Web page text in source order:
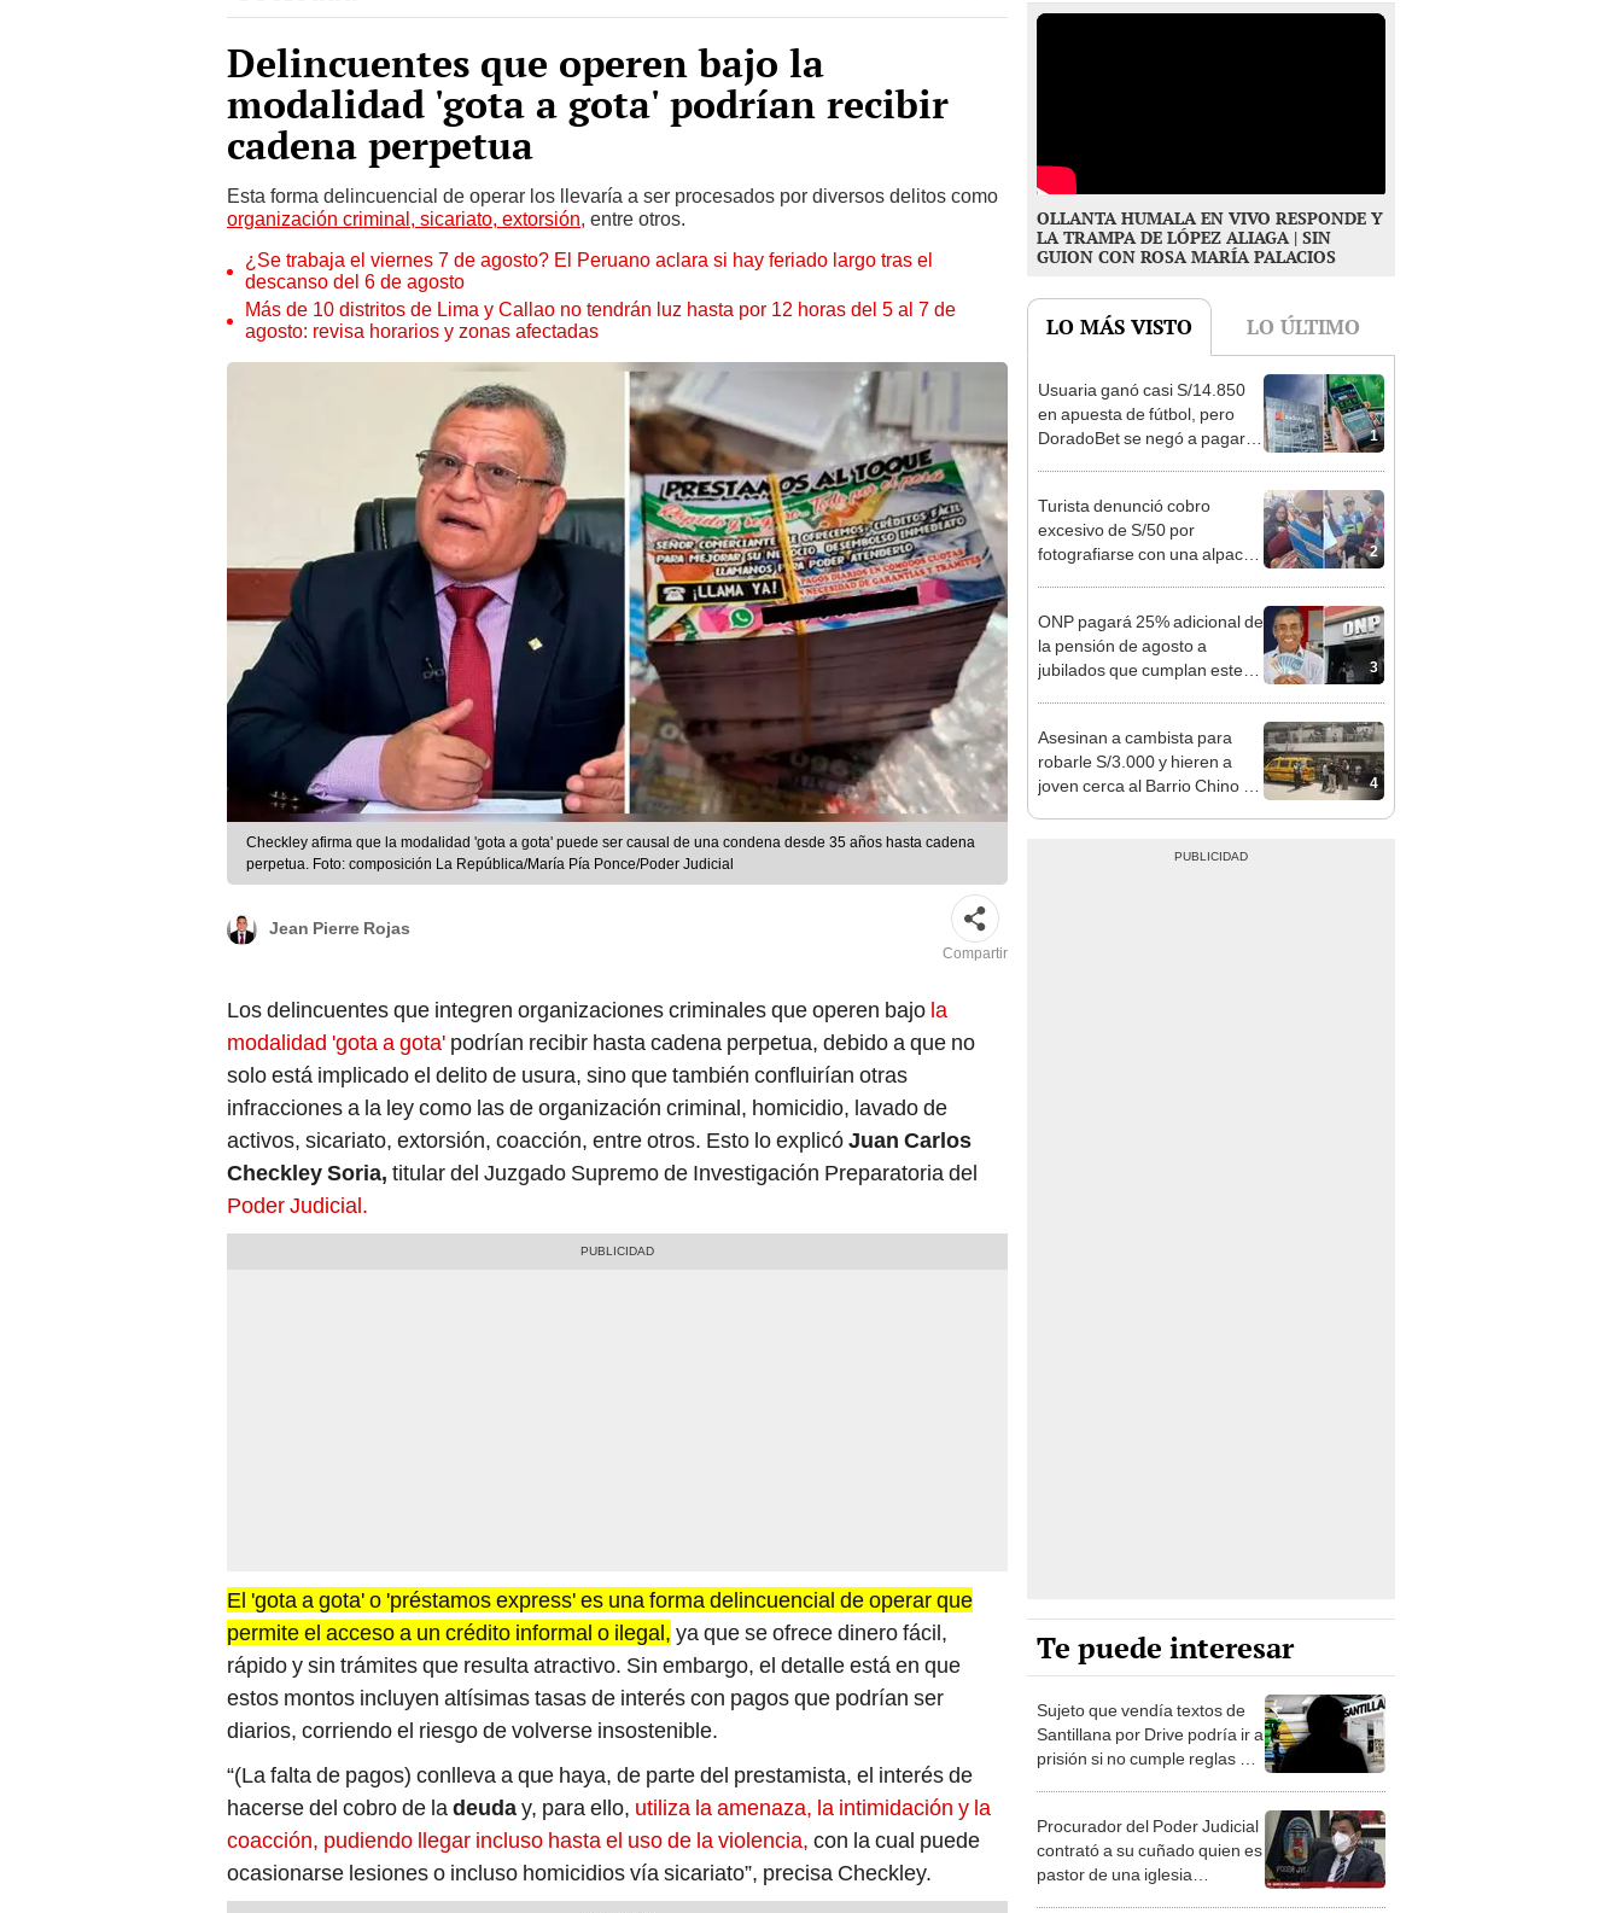
Delincuentes que operen bajo la
modalidad 'gota a gota' podrían recibir
cadena perpetua
Esta forma delincuencial de operar los llevaría a ser procesados por diversos delitos como
organización criminal, sicariato, extorsión,entre otros.
¿Se trabaja el viernes 7 de agosto? El Peruano aclara si hay feriado largo tras el
descanso del 6 de agosto
Más de 10 distritos de Lima y Callao no tendrán luz hasta por 12 horas del 5 al 7 de
agosto: revisa horarios y zonas afectadas
Checkley afirma que la modalidad 'gota a gota' puede ser causal de una condena desde 35 años hasta cadena
perpetua. Foto: composición La República/María Pía Ponce/Poder Judicial
Compartir
modalidad 'gota a gota'podrían recibir hasta cadena perpetua, debido a que no
solo está implicado el delito de usura, sino que también confluirían otras
infracciones a la ley como las de organización criminal, homicidio, lavado de
activos, sicariato, extorsión, coacción, entre otros. Esto lo explicó Juan Carlos
Checkley Soria,titular del Juzgado Supremo de Investigación Preparatoria del
Poder Judicial.
permite el acceso a un crédito informal o ilegal,ya que se ofrece dinero fácil,
rápido y sin trámites que resulta atractivo. Sin embargo, el detalle está en que
estos montos incluyen altísimas tasas de interés con pagos que podrían ser
diarios, corriendo el riesgo de volverse insostenible.
“(La falta de pagos) conlleva a que haya, de parte del prestamista, el interés de
hacerse del cobro de ladeuday, para ello,utiliza la amenaza, la intimidación y la
coacción, pudiendo llegar incluso hasta el uso de la violencia,con la cual puede
ocasionarse lesiones o incluso homicidios vía sicariato”, precisa Checkley.
OLLANTA HUMALA EN VIVO RESPONDE Y
LA TRAMPA DE LÓPEZ ALIAGA | SIN
GUION CON ROSA MARÍA PALACIOS
LO MÁS VISTO
1
en apuesta de fútbol, pero
DoradoBet se negó a pagar:
Indecopi multó a la empresa
2
excesivo de S/50 por
fotografiarse con una alpaca
en Cusco: serenazgo
3
la pensión de agosto a
jubilados que cumplan este
requisito: ¿cómo saber si soy
4
robarle S/3.000 y hieren a
joven cerca al Barrio Chino en
Lima Cercado
Te puede interesar
Santillana por Drive podría ir a
prisión si no cumple reglas de
conducta
contrató a su cuñado quien es
pastor de una iglesia
evangélica